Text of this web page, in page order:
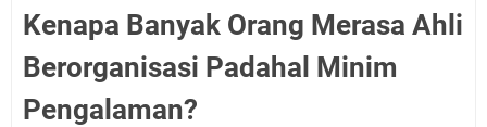
Kenapa Banyak Orang Merasa Ahli
Berorganisasi Padahal Minim
Pengalaman?